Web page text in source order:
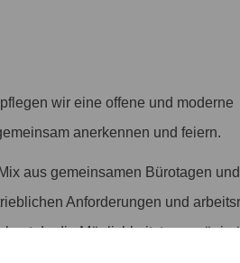
wir eine offene und moderne
anerkennen und feiern.
aus gemeinsamen Bürotagen
Anforderungen und
du die Möglichkeit, temporär in